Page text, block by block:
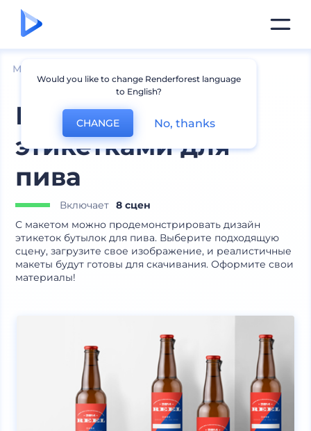
Мокапы
Набор макетов с
этикетками для
пива
Включает 8 сцен
С макетом можно продемонстрировать дизайн
этикеток бутылок для пива. Выберите подходящую
сцену, загрузите свое изображение, и реалистичные
макеты будут готовы для скачивания. Оформите свои
материалы!
Would you like to change Renderforest language
to English?
CHANGE No, thanks